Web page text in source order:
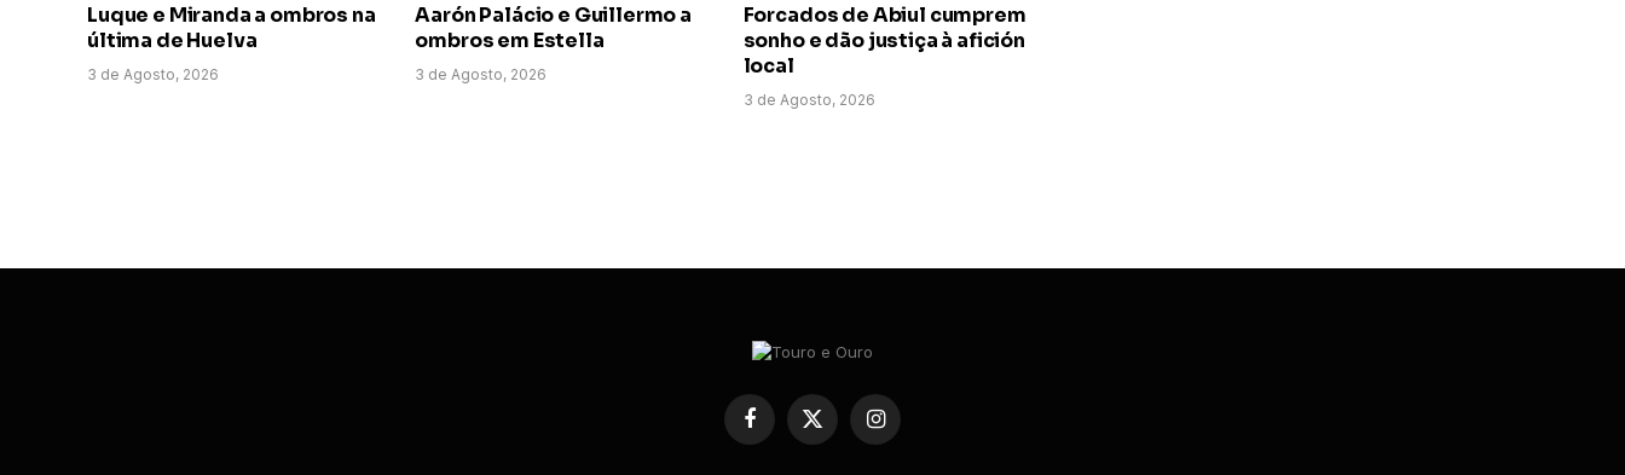
Luque e Miranda a ombros na
última de Huelva
3 de Agosto, 2026
Aarón Palácio e Guillermo a
ombros em Estella
3 de Agosto, 2026
Forcados de Abiul cumprem
sonho e dão justiça à afición
local
3 de Agosto, 2026
Facebook
X
(Twitter)
Instagram